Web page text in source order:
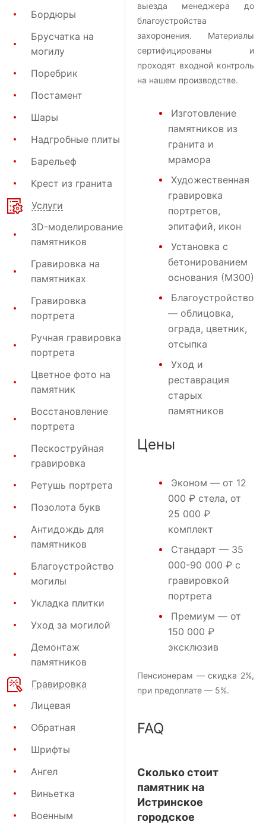
Бордюры
Брусчатка на
могилу
Поребрик
Постамент
Шары
Надгробные плиты
Барельеф
Крест из гранита
Услуги
3D-моделирование
памятников
Гравировка на
памятниках
Гравировка
портрета
Ручная гравировка
портрета
Цветное фото на
памятник
Восстановление
портрета
Пескоструйная
гравировка
Ретушь портрета
Позолота букв
Антидождь для
памятников
Благоустройство
могилы
Укладка плитки
Уход за могилой
Демонтаж
памятников
Гравировка
Лицевая
Обратная
Шрифты
Ангел
Виньетка
Военным
выезда менеджера до
благоустройства
захоронения. Материалы
сертифицированы и
проходят входной контроль
на нашем производстве.
Изготовление
памятников из
гранита и
мрамора
Художественная
гравировка
портретов,
эпитафий, икон
Установка с
бетонированием
основания (М300)
Благоустройство
— облицовка,
ограда, цветник,
отсыпка
Уход и
реставрация
старых
памятников
Цены
Эконом — от 12
000 ₽ стела, от
25 000 ₽
комплект
Стандарт — 35
000-90 000 ₽ с
гравировкой
портрета
Премиум — от
150 000 ₽
эксклюзив
Пенсионерам — скидка 2%,
при предоплате — 5%.
FAQ
Сколько стоит
памятник на
Истринское
городское